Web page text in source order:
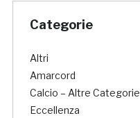
Categorie
Altri
Amarcord
Calcio – Altre Categorie
Eccellenza